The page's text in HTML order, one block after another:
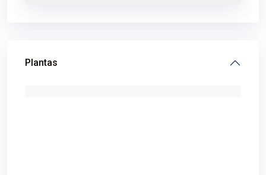
Plantas